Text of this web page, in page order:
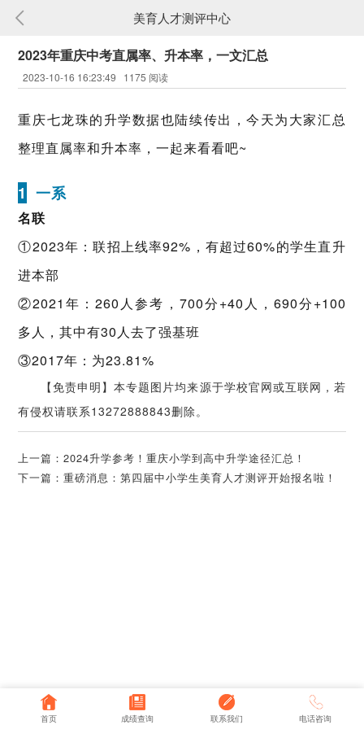
美育人才测评中心
2023年重庆中考直属率、升本率，一文汇总
2023-10-16 16:23:49 1175 阅读
重庆七龙珠的升学数据也陆续传出，今天为大家汇总
整理直属率和升本率，一起来看看吧~
1 一系
名联
①2023年：联招上线率92%，有超过60%的学生直升
进本部
②2021年：260人参考，700分+40人，690分+100
多人，其中有30人去了强基班
③2017年：为23.81%
【免责申明】本专题图片均来源于学校官网或互联网，若
有侵权请联系13272888843删除。
上一篇：2024升学参考！重庆小学到高中升学途径汇总！
下一篇：重磅消息：第四届中小学生美育人才测评开始报名啦！
首页 成绩查询 联系我们 电话咨询